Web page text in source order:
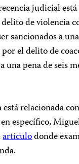
judicial
de violencia
sancionados a
el delito de
pena de seis
relacionada
específico,
artículodonde